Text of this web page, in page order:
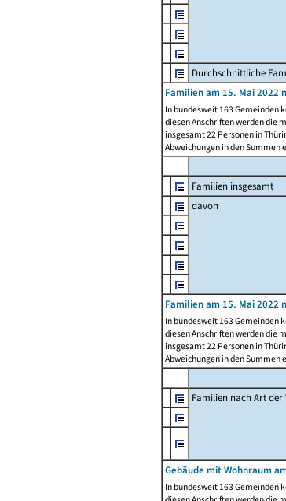
Durchschnittliche
Familien am 15. Mai 2022
In bundesweit 163 Gemeinden
diesen Anschriften werden die
insgesamt 22 Personen in
Abweichungen in den
Familien insgesamt
davon
Familien am 15. Mai 2022
In bundesweit 163 Gemeinden
diesen Anschriften werden die
insgesamt 22 Personen in
Abweichungen in den
Familien nach Art
Gebäude mit Wohnraum
In bundesweit 163 Gemeinden